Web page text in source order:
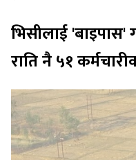
भिसीलाई 'बाइपास'
राति नै ५१